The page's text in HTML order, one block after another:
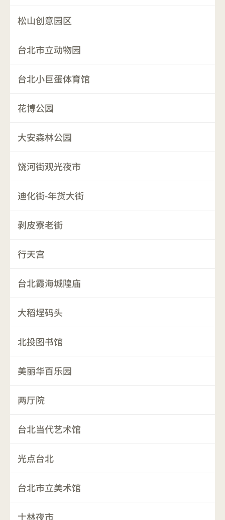
松山创意园区
台北市立动物园
台北小巨蛋体育馆
花博公园
大安森林公园
饶河街观光夜市
迪化街-年货大街
剥皮寮老街
行天宫
台北霞海城隍庙
大稻埕码头
北投图书馆
美丽华百乐园
两厅院
台北当代艺术馆
光点台北
台北市立美术馆
士林夜市